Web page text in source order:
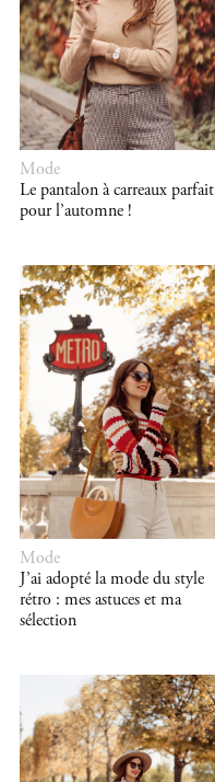
Mode
Le pantalon à carreaux parfait
pour l’automne !
Mode
J’ai adopté la mode du style
rétro : mes astuces et ma
sélection